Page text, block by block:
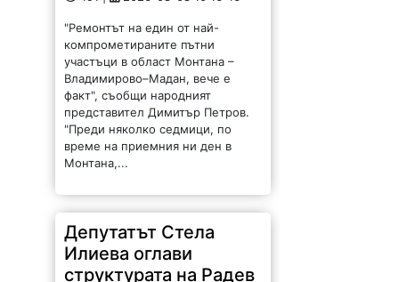
факт", съобщи народният
представител Димитър Петров.
"Преди няколко седмици, по
време на приемния ни ден в
Монтана,...
Депутатът Стела
Илиева оглави
структурата на Радев
в Бяла Слатина